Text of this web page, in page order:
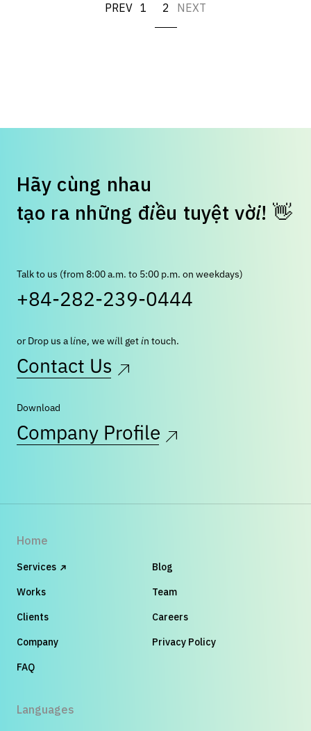
PREV 1 2 NEXT
Hãy cùng nhau
tạo ra những điều tuyệt vời! 👋
Talk to us (from 8:00 a.m. to 5:00 p.m. on weekdays)
+84-282-239-0444
or Drop us a line, we will get in touch.
Contact Us
Download
Company Profile
Home
Services
Works
Clients
Company
FAQ
Blog
Team
Careers
Privacy Policy
Languages